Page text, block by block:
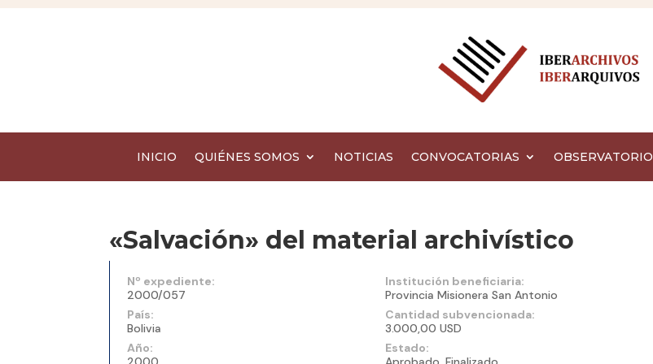
INICIO QUIÉNES SOMOS NOTICIAS CONVOCATORIAS OBSERVATORIO
«Salvación» del material archivístico
Nº expediente:
2000/057
País:
Bolivia
Año:
Institución beneficiaria:
Provincia Misionera San Antonio
Cantidad subvencionada:
3.000,00 USD
Estado: